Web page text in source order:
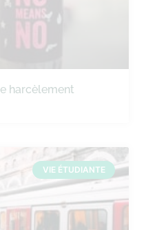
harcèlement
VIE ÉTUDIANTE